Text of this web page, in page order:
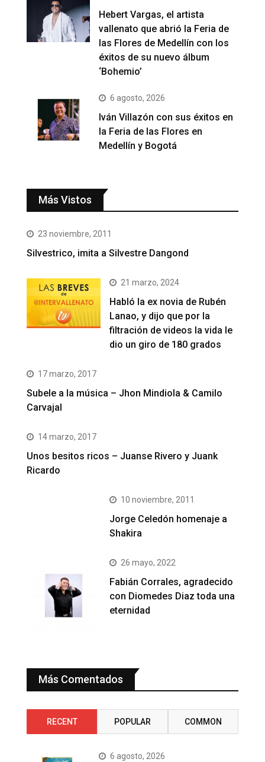
Hebert Vargas, el artista
vallenato que abrió la Feria de
las Flores de Medellín con los
éxitos de su nuevo álbum
‘Bohemio’
6 agosto, 2026
Iván Villazón con sus éxitos en
la Feria de las Flores en
Medellín y Bogotá
Más Vistos
23 noviembre, 2011
Silvestrico, imita a Silvestre Dangond
21 marzo, 2024
Habló la ex novia de Rubén
Lanao, y dijo que por la
filtración de videos la vida le
dio un giro de 180 grados
17 marzo, 2017
Subele a la música – Jhon Mindiola & Camilo
Carvajal
14 marzo, 2017
Unos besitos ricos – Juanse Rivero y Juank
Ricardo
10 noviembre, 2011
Jorge Celedón homenaje a
Shakira
26 mayo, 2022
Fabián Corrales, agradecido
con Diomedes Diaz toda una
eternidad
Más Comentados
RECENT POPULAR COMMON
6 agosto, 2026